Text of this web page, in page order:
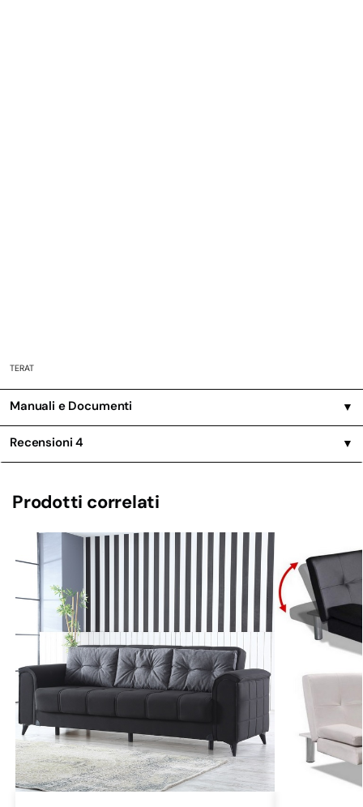
TERAT
Manuali e Documenti ▼
Recensioni4 ▼
Prodotti correlati